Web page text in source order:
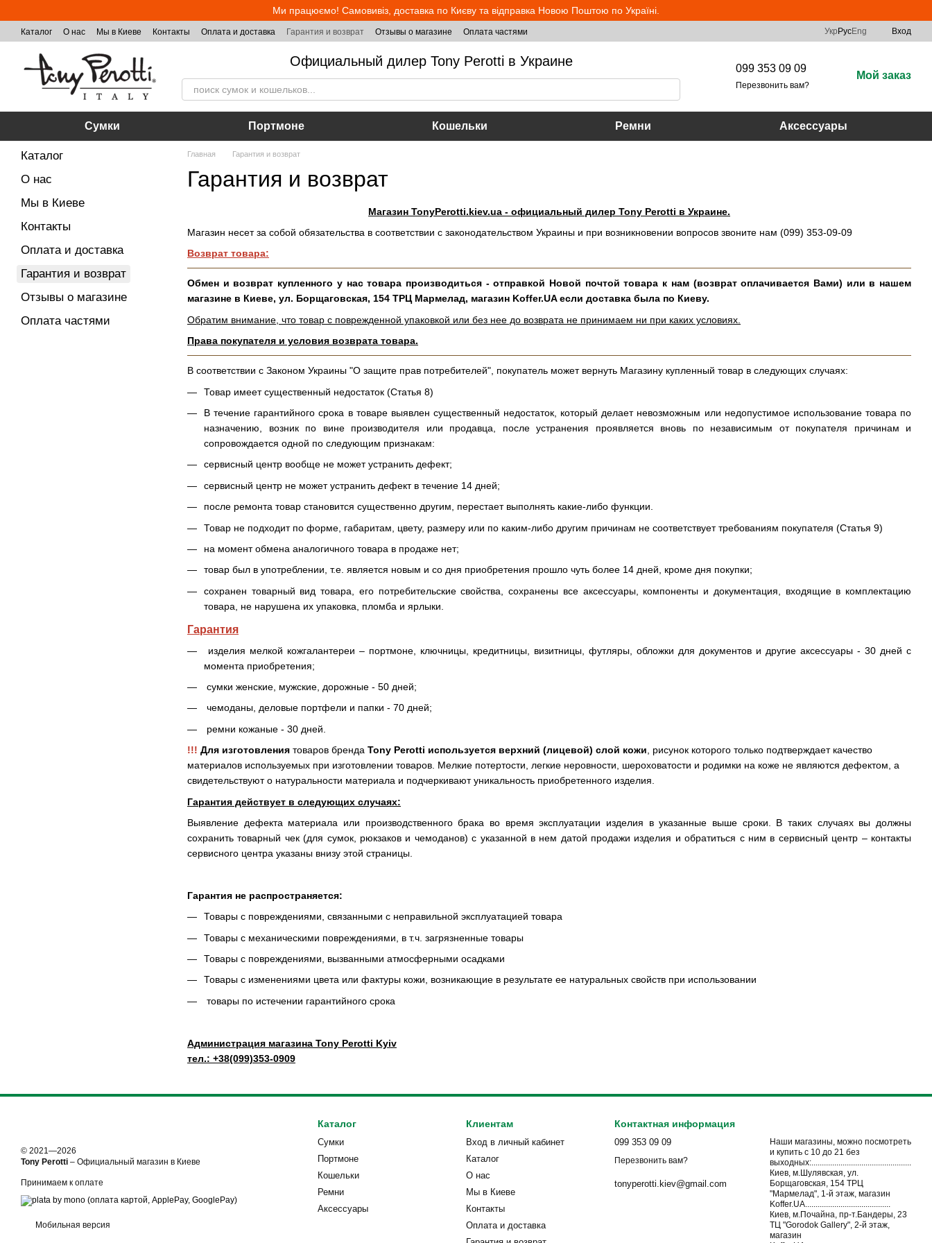
Ми працюємо! Самовивіз, доставка по Києву та відправка Новою Поштою по Україні.
Каталог О нас Мы в Киеве Контакты Оплата и доставка Гарантия и возврат Отзывы о магазине Оплата частями Укр РусEng Вход
Официальный дилер Tony Perotti в Украине 099 353 09 09
Перезвонить вам?
Мой заказ
Сумки Портмоне Кошельки Ремни Аксессуары
Главная Гарантия и возврат
Гарантия и возврат
Магазин TonyPerotti.kiev.ua - официальный дилер Tony Perotti в Украине.
Магазин несет за собой обязательства в соответствии с законодательством Украины и при возникновении вопросов звоните нам (099) 353-09-09
Возврат товара:
Обмен и возврат купленного у нас товара производиться - отправкой Новой почтой товара к нам (возврат оплачивается Вами) или в нашем
магазине в Киеве, ул. Борщаговская, 154 ТРЦ Мармелад, магазин Koffer.UA если доставка была по Киеву.
Обратим внимание, что товар с поврежденной упаковкой или без нее до возврата не принимаем ни при каких условиях.
Права покупателя и условия возврата товара.
В соответствии с Законом Украины "О защите прав потребителей", покупатель может вернуть Магазину купленный товар в следующих случаях:
Товар имеет существенный недостаток (Статья 8)
В течение гарантийного срока в товаре выявлен существенный недостаток, который делает невозможным или недопустимое использование товара по
назначению, возник по вине производителя или продавца, после устранения проявляется вновь по независимым от покупателя причинам и
сопровождается одной по следующим признакам:
сервисный центр вообще не может устранить дефект;
сервисный центр не может устранить дефект в течение 14 дней;
после ремонта товар становится существенно другим, перестает выполнять какие-либо функции.
Товар не подходит по форме, габаритам, цвету, размеру или по каким-либо другим причинам не соответствует требованиям покупателя (Статья 9)
на момент обмена аналогичного товара в продаже нет;
товар был в употреблении, т.е. является новым и со дня приобретения прошло чуть более 14 дней, кроме дня покупки;
сохранен товарный вид товара, его потребительские свойства, сохранены все аксессуары, компоненты и документация, входящие в комплектацию
товара, не нарушена их упаковка, пломба и ярлыки.
Гарантия
изделия мелкой кожгалантереи – портмоне, ключницы, кредитницы, визитницы, футляры, обложки для документов и другие аксессуары - 30 дней с
момента приобретения;
сумки женские, мужские, дорожные - 50 дней;
чемоданы, деловые портфели и папки - 70 дней;
ремни кожаные - 30 дней.
!!! Для изготовления товаров бренда Tony Perotti используется верхний (лицевой) слой кожи, рисунок которого только подтверждает качество
материалов используемых при изготовлении товаров. Мелкие потертости, легкие неровности, шероховатости и родимки на коже не являются дефектом, а
свидетельствуют о натуральности материала и подчеркивают уникальность приобретенного изделия.
Гарантия действует в следующих случаях:
Выявление дефекта материала или производственного брака во время эксплуатации изделия в указанные выше сроки. В таких случаях вы должны
сохранить товарный чек (для сумок, рюкзаков и чемоданов) с указанной в нем датой продажи изделия и обратиться с ним в сервисный центр – контакты
сервисного центра указаны внизу этой страницы.
Гарантия не распространяется:
Товары с повреждениями, связанными с неправильной эксплуатацией товара
Товары с механическими повреждениями, в т.ч. загрязненные товары
Товары с повреждениями, вызванными атмосферными осадками
Товары с изменениями цвета или фактуры кожи, возникающие в результате ее натуральных свойств при использовании
товары по истечении гарантийного срока
Администрация магазина Tony Perotti Kyiv
тел.: +38(099)353-0909
Каталог
О нас
Мы в Киеве
Контакты
Оплата и доставка
Гарантия и возврат
Отзывы о магазине
Оплата частями
© 2021—2026
Tony Perotti – Официальный магазин в Киеве
Принимаем к оплате
Мобильная версия
Каталог
Сумки
Портмоне
Кошельки
Ремни
Аксессуары
Клиентам
Вход в личный кабинет
Каталог
О нас
Мы в Киеве
Контакты
Оплата и доставка
Контактная информация
099 353 09 09
Перезвонить вам?
tonyperotti.kiev@gmail.com
Наши магазины, можно посмотреть
и купить с 10 до 21 без
выходных:................................................
Киев, м.Шулявская, ул.
Борщаговская, 154 ТРЦ
"Мармелад", 1-й этаж, магазин
Koffer.UA.........................................
Киев, м.Почайна, пр-т.Бандеры, 23
ТЦ "Gorodok Gallery", 2-й этаж,
магазин